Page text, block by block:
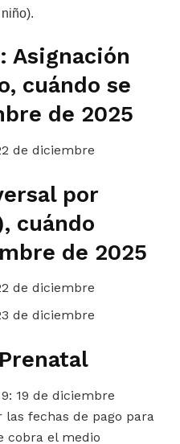
Asignación
cuándo se
de 2025
de diciembre
por
cuándo
de 2025
de diciembre
de diciembre
19 de diciembre